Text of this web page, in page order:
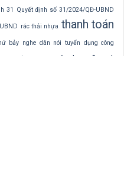
31 Quyết định số 31/2024/QĐ-UBND
rác thải nhựa thanh toán
bảy nghe dân nói tuyển dụng công
Tịnh thất Thiện Tài xây dựng
đọc và